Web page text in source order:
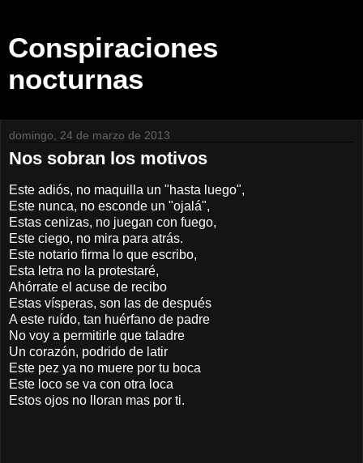
Conspiraciones
nocturnas
domingo, 24 de marzo de 2013
Nos sobran los motivos
Este adiós, no maquilla un "hasta luego",
Este nunca, no esconde un "ojalá",
Estas cenizas, no juegan con fuego,
Este ciego, no mira para atrás.
Este notario firma lo que escribo,
Esta letra no la protestaré,
Ahórrate el acuse de recibo
Estas vísperas, son las de después
A este ruído, tan huérfano de padre
No voy a permitirle que taladre
Un corazón, podrido de latir
Este pez ya no muere por tu boca
Este loco se va con otra loca
Estos ojos no lloran mas por ti.